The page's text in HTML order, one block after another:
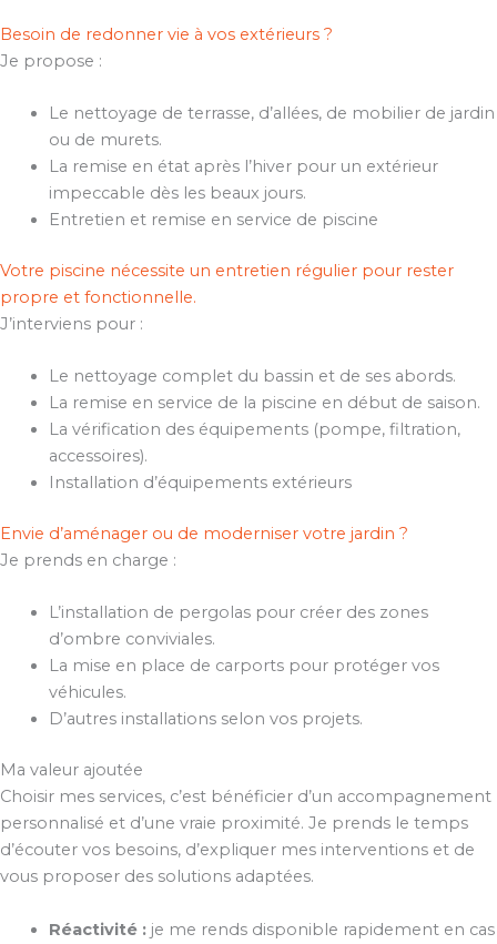
Besoin de redonner vie à vos extérieurs ?
Je propose :
Le nettoyage de terrasse, d’allées, de mobilier de jardin
ou de murets.
La remise en état après l’hiver pour un extérieur
impeccable dès les beaux jours.
Entretien et remise en service de piscine
Votre piscine nécessite un entretien régulier pour rester
propre et fonctionnelle.
J’interviens pour :
Le nettoyage complet du bassin et de ses abords.
La remise en service de la piscine en début de saison.
La vérification des équipements (pompe, filtration,
accessoires).
Installation d’équipements extérieurs
Envie d’aménager ou de moderniser votre jardin ?
Je prends en charge :
L’installation de pergolas pour créer des zones
d’ombre conviviales.
La mise en place de carports pour protéger vos
véhicules.
D’autres installations selon vos projets.
Ma valeur ajoutée
Choisir mes services, c’est bénéficier d’un accompagnement
personnalisé et d’une vraie proximité. Je prends le temps
d’écouter vos besoins, d’expliquer mes interventions et de
vous proposer des solutions adaptées.
Réactivité :je me rends disponible rapidement en cas